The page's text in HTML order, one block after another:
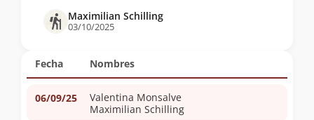
Fecha Nombres
06/09/25
Valentina Monsalve
Maximilian Schilling
Maximilian Schilling
03/10/2025